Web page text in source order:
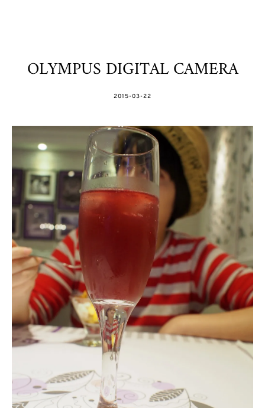
OLYMPUS DIGITAL CAMERA
POSTED
2015-03-22